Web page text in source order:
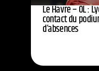
Le Havre – OL :
contact du
d’absences